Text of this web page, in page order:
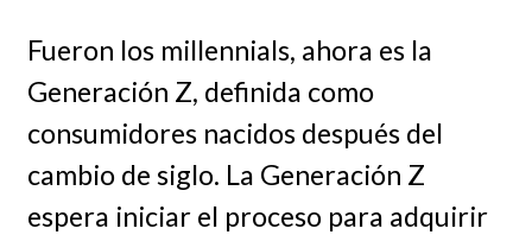
Fueron los millennials, ahora es la
Generación Z, definida como
consumidores nacidos después del
cambio de siglo. La Generación Z
espera iniciar el proceso para adquirir